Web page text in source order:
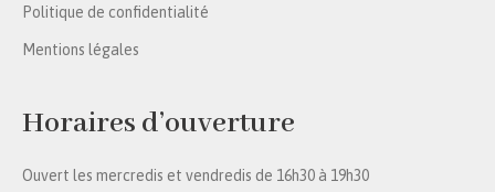
Politique de confidentialité
Mentions légales
Horaires d’ouverture
Ouvert les mercredis et vendredis de 16h30 à 19h30